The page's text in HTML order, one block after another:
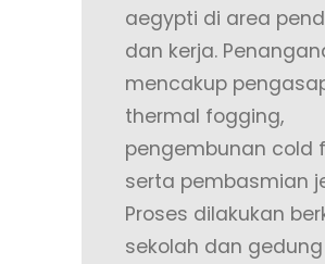
aegypti di area
dan kerja.
mencakup
thermal fogging,
pengembunan cold
serta pembasmian
Proses dilakukan
sekolah dan gedung